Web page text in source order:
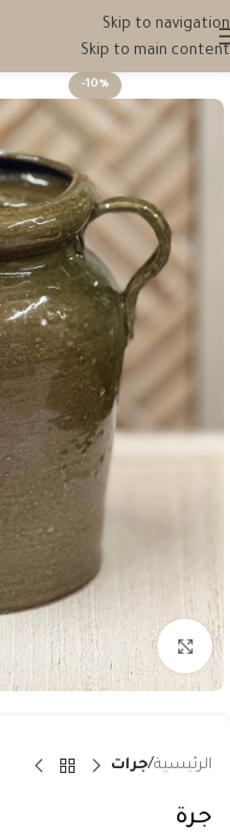
Skip to navigation
Skip to main content
-10%
انقر للتكبير
الرئيسية جرات
جرة